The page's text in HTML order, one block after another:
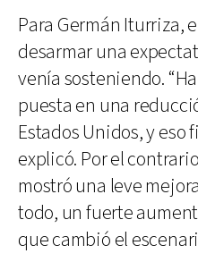
Para Germán Iturriza,
desarmar una
venía sosteniendo.
puesta en una
Estados Unidos, y eso
explicó. Por el
mostró una leve
todo, un fuerte
que cambió el